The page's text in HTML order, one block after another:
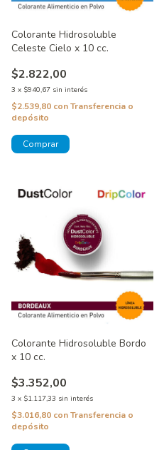
Colorante Hidrosoluble
Celeste Cielo x 10 cc.
$2.822,00
3 x $940,67 sin interés
$2.539,80 conTransferencia o
depósito
Colorante Hidrosoluble Bordo
x 10 cc.
$3.352,00
3 x $1.117,33 sin interés
$3.016,80 conTransferencia o
depósito